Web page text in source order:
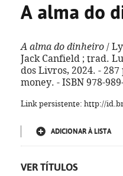
A alma do
A alma do dinheiro /
Jack Canfield ; trad.
dos Livros, 2024. -
money. - ISBN 978-
Link persistente: http://
ADICIONAR À LISTA
VER TÍTULOS